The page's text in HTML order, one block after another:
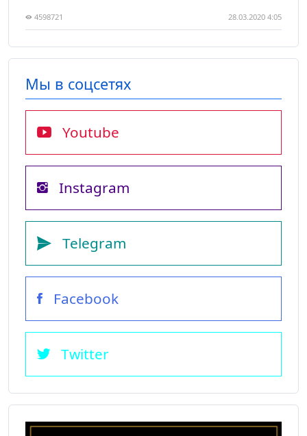
4598721 28.03.2020 4:05
Мы в соцсетях
Youtube
Instagram
Telegram
Facebook
Twitter